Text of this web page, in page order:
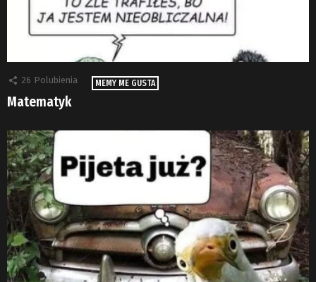
26 Polubienia MEMY ME GUSTA
Matematyk